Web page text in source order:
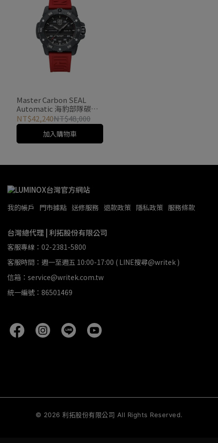
Master Carbon SEAL
Automatic 海豹部隊碳纖
維自動機械錶 / 3875
NT$42,240NT$48,000
加入購物車
我的帳戶 門市據點 送修服務 退款政策 隱私政策 服務條款
台灣總代理 | 利拓股份有限公司
客服專線：02-2381-5800
客服時間：週一至週五 10:00-17:00 ( LINE搜尋@writek )
信箱：service@writek.com.tw
統一編號：86501469
© 2026 利拓股份有限公司 All Rights Reserved.